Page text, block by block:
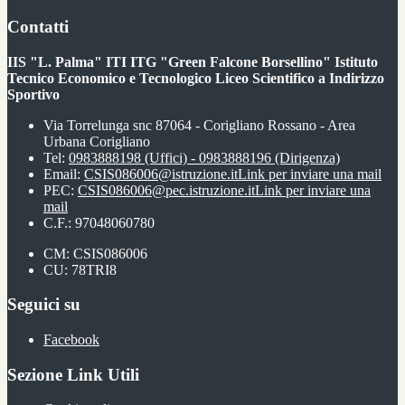
Contatti
IIS "L. Palma" ITI ITG "Green Falcone Borsellino" Istituto
Tecnico Economico e Tecnologico Liceo Scientifico a Indirizzo
Sportivo
Via Torrelunga snc 87064 - Corigliano Rossano - Area
Urbana Corigliano
Tel: 0983888198 (Uffici) - 0983888196 (Dirigenza)
Email: CSIS086006@istruzione.itLink per inviare una mail
PEC: CSIS086006@pec.istruzione.itLink per inviare una
mail
C.F.: 97048060780
CM: CSIS086006
CU: 78TRI8
Seguici su
Facebook
Sezione Link Utili